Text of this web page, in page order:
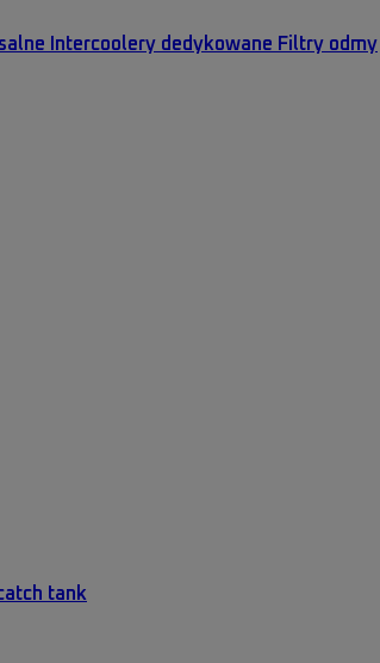
Intercoolery dedykowane Filtry odmy
tank